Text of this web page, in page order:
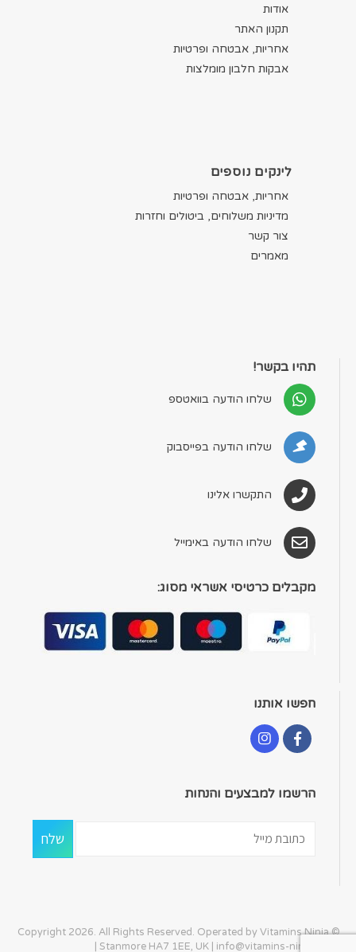
אודות
תקנון האתר
אחריות, אבטחה ופרטיות
אבקות חלבון מומלצות
לינקים נוספים
אחריות, אבטחה ופרטיות
מדיניות משלוחים, ביטולים וחזרות
צור קשר
מאמרים
תהיו בקשר!
שלחו הודעה בוואטספ
שלחו הודעה בפייסבוק
התקשרו אלינו
שלחו הודעה באימייל
מקבלים כרטיסי אשראי מסוג:
חפשו אותנו
הרשמו למבצעים והנחות
© Copyright 2026. All Rights Reserved. Operated by Vitamins Ninja
| Stanmore HA7 1EE, UK | info@vitamins-ninja.com